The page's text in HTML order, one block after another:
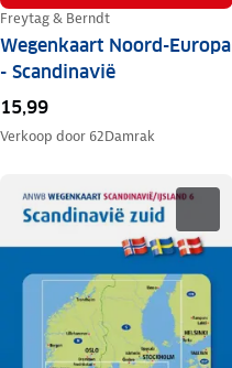
Freytag & Berndt
Wegenkaart Noord-Europa
- Scandinavië
15,99
Verkoop door 62Damrak